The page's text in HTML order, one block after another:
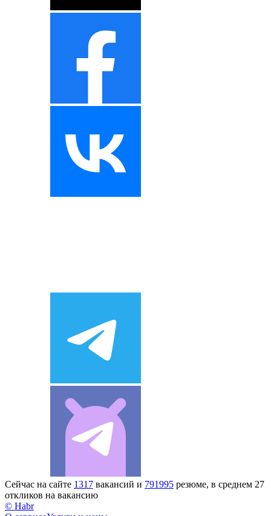
Сейчас на сайте 1317 вакансий и 791995 резюме, в среднем 27
откликов на вакансию
© Habr